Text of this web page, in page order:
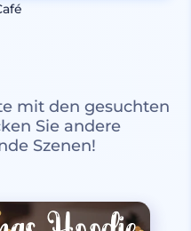
mit den gesuchten
Sie andere
Szenen!